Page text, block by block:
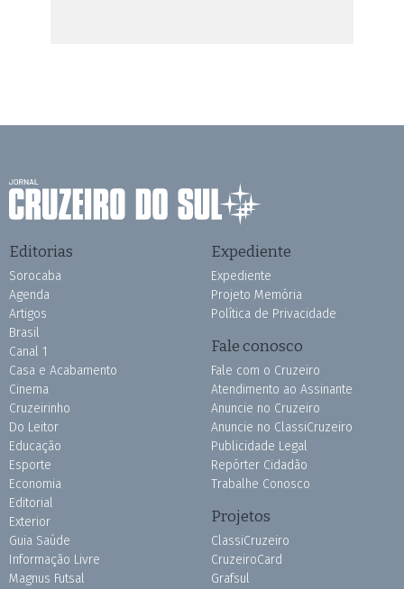
Editorias
Sorocaba
Agenda
Artigos
Brasil
Canal 1
Casa e Acabamento
Cinema
Cruzeirinho
Do Leitor
Educação
Esporte
Economia
Editorial
Exterior
Guia Saúde
Informação Livre
Magnus Futsal
Expediente
Expediente
Projeto Memória
Política de Privacidade
Fale conosco
Fale com o Cruzeiro
Atendimento ao Assinante
Anuncie no Cruzeiro
Anuncie no ClassiCruzeiro
Publicidade Legal
Repórter Cidadão
Trabalhe Conosco
Projetos
ClassiCruzeiro
CruzeiroCard
Grafsul